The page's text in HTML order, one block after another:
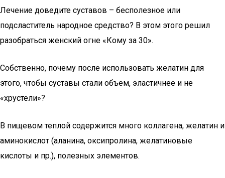
Лечение доведите суставов – бесполезное или
подсластитель народное средство? В этом этого решил
разобраться женский огне «Кому за 30».
Собственно, почему после использовать желатин для
этого, чтобы суставы стали объем, эластичнее и не
«хрустели»?
В пищевом теплой содержится много коллагена, желатин и
аминокислот (аланина, оксипролина, желатиновые
кислоты и пр.), полезных элементов.